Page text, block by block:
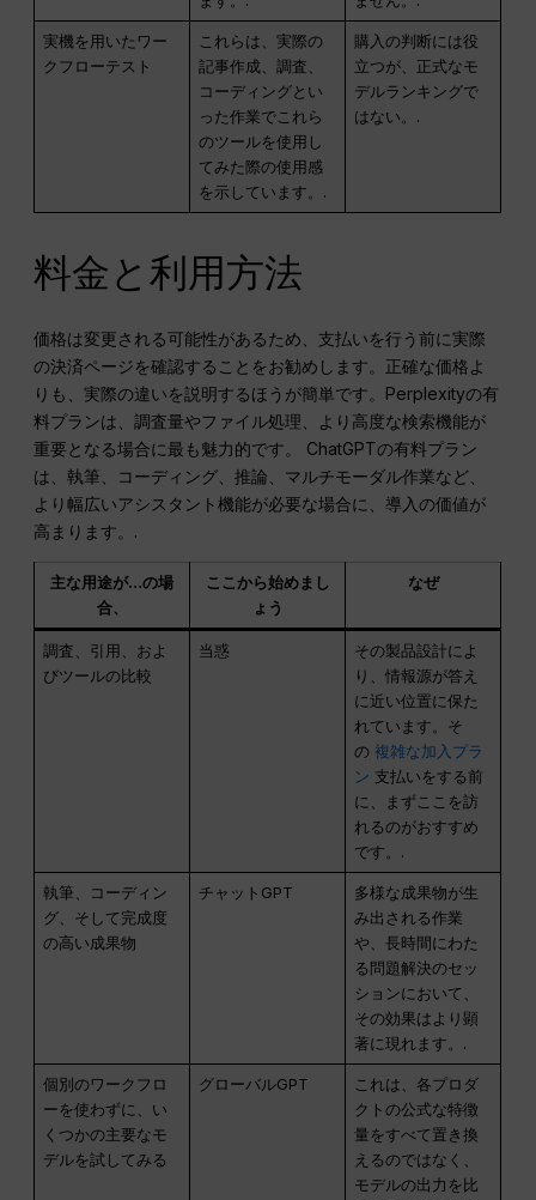
実機を用いたワー
クフローテスト
これらは、実際の
記事作成、調査、
コーディングとい
った作業でこれら
のツールを使用し
てみた際の使用感
を示しています。.
購入の判断には役
立つが、正式なモ
デルランキングで
はない。.
料金と利用方法
価格は変更される可能性があるため、支払いを行う前に実際
の決済ページを確認することをお勧めします。正確な価格よ
りも、実際の違いを説明するほうが簡単です。Perplexityの有
料プランは、調査量やファイル処理、より高度な検索機能が
重要となる場合に最も魅力的です。 ChatGPTの有料プラン
は、執筆、コーディング、推論、マルチモーダル作業など、
より幅広いアシスタント機能が必要な場合に、導入の価値が
高まります。.
主な用途が…の場
合、
ここから始めまし
ょう
なぜ
調査、引用、およ
びツールの比較
当惑
その製品設計によ
り、情報源が答え
に近い位置に保た
れています。そ
の 複雑な加入プラ
ン 支払いをする前
に、まずここを訪
れるのがおすすめ
です。.
執筆、コーディン
グ、そして完成度
の高い成果物
チャットGPT
多様な成果物が生
み出される作業
や、長時間にわた
る問題解決のセッ
ションにおいて、
その効果はより顕
著に現れます。.
個別のワークフロ
ーを使わずに、い
くつかの主要なモ
デルを試してみる
グローバルGPT
これは、各プロダ
クトの公式な特徴
量をすべて置き換
えるのではなく、
モデルの出力を比